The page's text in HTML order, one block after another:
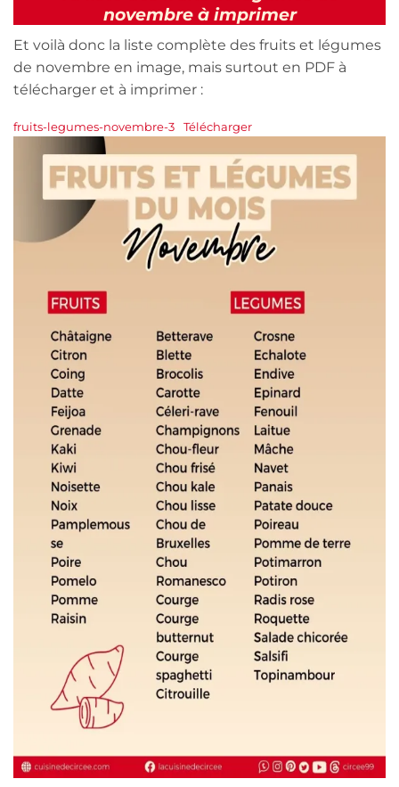
novembre à imprimer
Et voilà donc la liste complète des fruits et légumes
de novembre en image, mais surtout en PDF à
télécharger et à imprimer :
fruits-legumes-novembre-3 Télécharger